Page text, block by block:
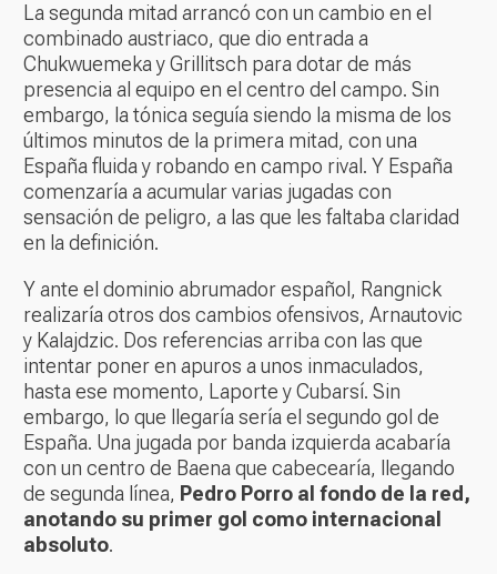
La segunda mitad arrancó con un cambio en el
combinado austriaco, que dio entrada a
Chukwuemeka y Grillitsch para dotar de más
presencia al equipo en el centro del campo. Sin
embargo, la tónica seguía siendo la misma de los
últimos minutos de la primera mitad, con una
España fluida y robando en campo rival. Y España
comenzaría a acumular varias jugadas con
sensación de peligro, a las que les faltaba claridad
en la definición.
Y ante el dominio abrumador español, Rangnick
realizaría otros dos cambios ofensivos, Arnautovic
y Kalajdzic. Dos referencias arriba con las que
intentar poner en apuros a unos inmaculados,
hasta ese momento, Laporte y Cubarsí. Sin
embargo, lo que llegaría sería el segundo gol de
España. Una jugada por banda izquierda acabaría
con un centro de Baena que cabecearía, llegando
de segunda línea, Pedro Porro al fondo de la red,
anotando su primer gol como internacional
absoluto.